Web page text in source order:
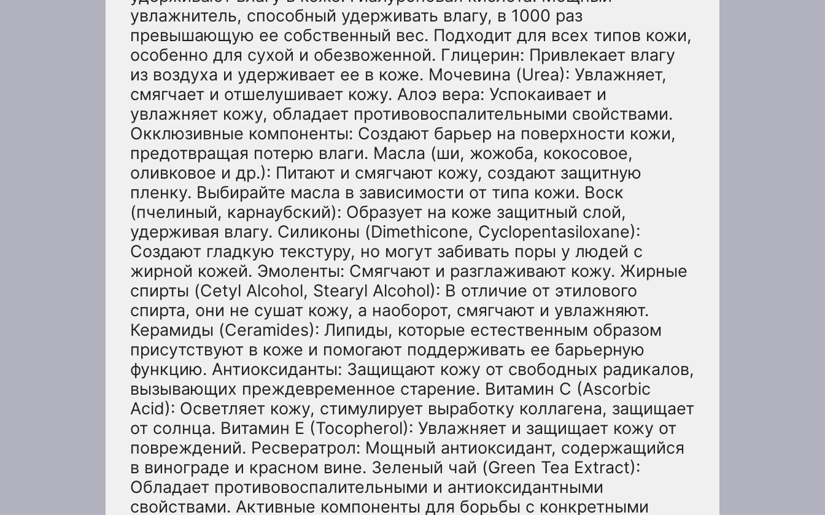
увлажнитель, способный удерживать влагу, в 1000 раз
превышающую ее собственный вес. Подходит для всех типов кожи,
особенно для сухой и обезвоженной. Глицерин: Привлекает влагу
из воздуха и удерживает ее в коже. Мочевина (Urea): Увлажняет,
смягчает и отшелушивает кожу. Алоэ вера: Успокаивает и
увлажняет кожу, обладает противовоспалительными свойствами.
Окклюзивные компоненты: Создают барьер на поверхности кожи,
предотвращая потерю влаги. Масла (ши, жожоба, кокосовое,
оливковое и др.): Питают и смягчают кожу, создают защитную
пленку. Выбирайте масла в зависимости от типа кожи. Воск
(пчелиный, карнаубский): Образует на коже защитный слой,
удерживая влагу. Силиконы (Dimethicone, Cyclopentasiloxane):
Создают гладкую текстуру, но могут забивать поры у людей с
жирной кожей. Эмоленты: Смягчают и разглаживают кожу. Жирные
спирты (Cetyl Alcohol, Stearyl Alcohol): В отличие от этилового
спирта, они не сушат кожу, а наоборот, смягчают и увлажняют.
Керамиды (Ceramides): Липиды, которые естественным образом
присутствуют в коже и помогают поддерживать ее барьерную
функцию. Антиоксиданты: Защищают кожу от свободных радикалов,
вызывающих преждевременное старение. Витамин С (Ascorbic
Acid): Осветляет кожу, стимулирует выработку коллагена, защищает
от солнца. Витамин Е (Tocopherol): Увлажняет и защищает кожу от
повреждений. Ресвератрол: Мощный антиоксидант, содержащийся
в винограде и красном вине. Зеленый чай (Green Tea Extract):
Обладает противовоспалительными и антиоксидантными
свойствами. Активные компоненты для борьбы с конкретными